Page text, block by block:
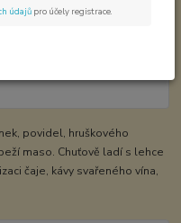
povidel, hruškového
maso. Chuťově ladí s lehce
čaje, kávy svařeného vína,
údajů pro účely registrace.